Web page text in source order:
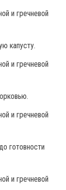
капусту.
готовности